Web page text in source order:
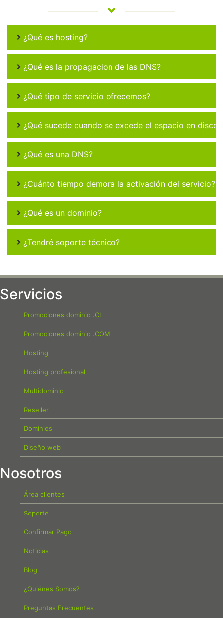
¿Qué es hosting?
¿Qué es la propagacion de las DNS?
¿Qué tipo de servicio ofrecemos?
¿Qué sucede cuando se excede el espacio en disco
¿Qué es una DNS?
¿Cuánto tiempo demora la activación del servicio?
¿Qué es un dominio?
¿Tendré soporte técnico?
Servicios
Promociones dominio .CL
Promociones dominio .COM
Hosting
Hosting profesional
Multidominio
Reseller
Dominios
Diseño web
Nosotros
Área clientes
Soporte
Confirmar Pago
Noticias
Blog
¿Quiénes Somos?
Preguntas Frecuentes